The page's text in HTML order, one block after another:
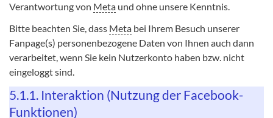
Verantwortung von Meta und ohne unsere Kenntnis.
Bitte beachten Sie, dass Meta bei Ihrem Besuch unserer
Fanpage(s) personenbezogene Daten von Ihnen auch dann
verarbeitet, wenn Sie kein Nutzerkonto haben bzw. nicht
eingeloggt sind.
5.1.1. Interaktion (Nutzung der Facebook-
Funktionen)